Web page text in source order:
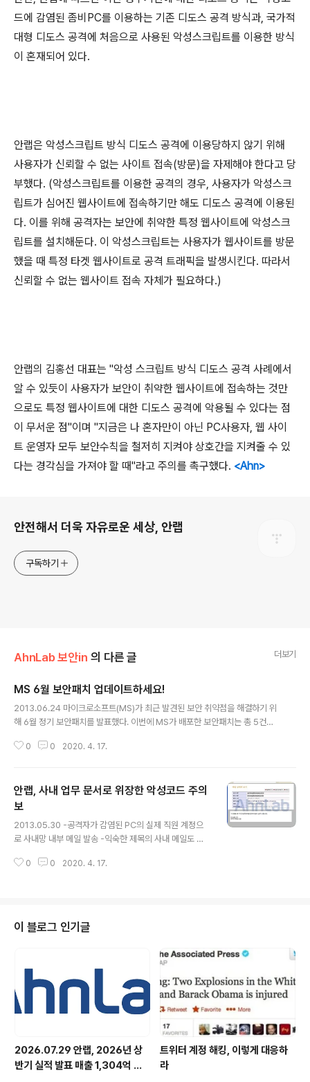
드에 감염된 좀비 PC를 이용하는 기존 디도스 공격 방식과, 국가적
대형 디도스 공격에 처음으로 사용된 악성스크립트를 이용한 방식
이 혼재되어 있다.
안랩은 악성스크립트 방식 디도스 공격에 이용당하지 않기 위해
사용자가 신뢰할 수 없는 사이트 접속(방문)을 자제해야 한다고 당
부했다. (악성스크립트를 이용한 공격의 경우, 사용자가 악성스크
립트가 심어진 웹사이트에 접속하기만 해도 디도스 공격에 이용된
다. 이를 위해 공격자는 보안에 취약한 특정 웹사이트에 악성스크
립트를 설치해둔다. 이 악성스크립트는 사용자가 웹사이트를 방문
했을 때 특정 타겟 웹사이트로 공격 트래픽을 발생시킨다. 따라서
신뢰할 수 없는 웹사이트 접속 자체가 필요하다.)
안랩의 김홍선 대표는 "악성 스크립트 방식 디도스 공격 사례에서
알 수 있듯이 사용자가 보안이 취약한 웹사이트에 접속하는 것만
으로도 특정 웹사이트에 대한 디도스 공격에 악용될 수 있다는 점
이 무서운 점"이며 "지금은 나 혼자만이 아닌 PC사용자, 웹 사이
트 운영자 모두 보안수칙을 철저히 지켜야 상호간을 지켜줄 수 있
다는 경각심을 가져야 할 때"라고 주의를 촉구했다. <Ahn>
안전해서 더욱 자유로운 세상, 안랩
구독하기
AhnLab 보안in 의 다른 글 더보기
MS 6월 보안패치 업데이트하세요!
2013.06.24 마이크로소프트(MS)가 최근 발견된 보안 취약점을 해결하기 위
해 6월 정기 보안패치를 발표했다. 이번에 MS가 배포한 보안패치는 총 5건으
클릭하여 MS 홈페이지에 접속하면 운영체제별 다운로드 페이지로 접속이 가능
lorer 누적 보안 업데이트(2838727) 긴급 원격 코드 실행 Microsoft Wind
ows, Internet Explorer MS13-048 Windows 커널의 취약점으로 인한
정보 유출 문제점(2839229) 중요 정..
0 0 2020. 4. 17.
안랩, 사내 업무 문서로 위장한 악성코드 주의
보
2013.05.30 -공격자가 감염된 PC의 실제 직원 계정으
로 사내망 내부 메일 발송 -익숙한 제목의 사내 메일도 유
이메일 뿐 아니라 사내에서 주고 받는 업무 상 이메일에도
례가 발견되어 사용자 주의를 당부했다. 먼저 공격자는 악
성코드로 감염시킨 기업체 직원 PC의 메일 주소록을 참고
하여 실제 직원의 계정으로 사내망 내부 메일을 발송한다.
내부 이메일은 '사업부 주간업무계획' 등 회사 업무로 부서
간에 충분히 주고받을 수 있는 제목과 내용으로 되어있다.
따라서 수신자는 악성..
0 0 2020. 4. 17.
이 블로그 인기글
2026.07.29 안랩, 2026년 상
반기 실적 발표 매출 1,304억 원,
트위터 계정 해킹, 이렇게 대응하
라